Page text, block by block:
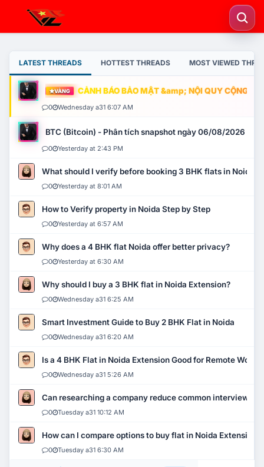
LATEST THREADS HOTTEST THREADS MOST VIEWED
VÀNG CẢNH BÁO BẢO MẬT &amp; NỘI QUY CỘNG
0 Wednesday a31 6:07 AM
BTC (Bitcoin) - Phân tích snapshot ngày 06/08/2026
0 Yesterday at 2:43 PM
What should I verify before booking 3 BHK flats in Noida?
0 Yesterday at 8:01 AM
How to Verify property in Noida Step by Step
0 Yesterday at 6:57 AM
Why does a 4 BHK flat Noida offer better privacy?
0 Yesterday at 6:30 AM
Why should I buy a 3 BHK flat in Noida Extension?
0 Wednesday a31 6:25 AM
Smart Investment Guide to Buy 2 BHK Flat in Noida
0 Wednesday a31 6:20 AM
Is a 4 BHK Flat in Noida Extension Good for Remote Work?
0 Wednesday a31 5:26 AM
Can researching a company reduce common interview
0 Tuesday a31 10:12 AM
How can I compare options to buy flat in Noida Extension?
0 Tuesday a31 6:30 AM